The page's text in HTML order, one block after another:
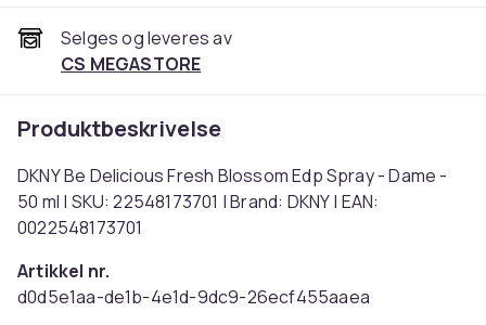
Selges og leveres av
CS MEGASTORE
Produktbeskrivelse
DKNY Be Delicious Fresh Blossom Edp Spray - Dame -
50 ml | SKU: 22548173701 | Brand: DKNY | EAN:
0022548173701
Artikkel nr.
d0d5e1aa-de1b-4e1d-9dc9-26ecf455aaea